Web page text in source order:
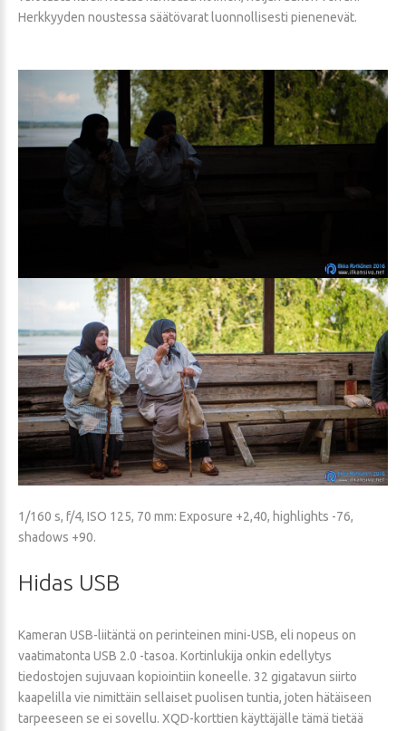
Herkkyyden noustessa säätövarat luonnollisesti pienenevät.
1/160 s, f/4, ISO 125, 70 mm: Exposure +2,40, highlights -76,
shadows +90.
Hidas USB
Kameran USB-liitäntä on perinteinen mini-USB, eli nopeus on
vaatimatonta USB 2.0 -tasoa. Kortinlukija onkin edellytys
tiedostojen sujuvaan kopiointiin koneelle. 32 gigatavun siirto
kaapelilla vie nimittäin sellaiset puolisen tuntia, joten hätäiseen
tarpeeseen se ei sovellu. XQD-korttien käyttäjälle tämä tietää